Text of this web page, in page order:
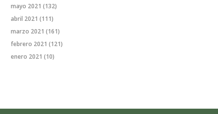
mayo 2021 (132)
abril 2021 (111)
marzo 2021 (161)
febrero 2021 (121)
enero 2021 (10)